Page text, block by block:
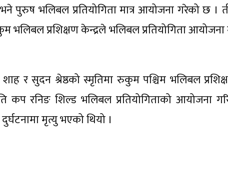
पुरुष भलिबल प्रतियोगिता मात्र आयोजना गरेको छ ।
प्रशिक्षण केन्द्रले भलिबल प्रतियोगिता
र सुदन श्रेष्ठको स्मृतिमा रुकुम पश्चिम भलिबल
रनिङ शिल्ड भलिबल प्रतियोगिताको आयोजना
मृत्यु भएको थियो ।